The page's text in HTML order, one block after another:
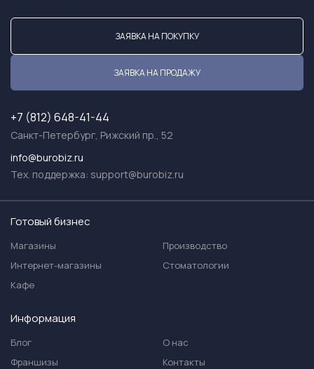
ЗАЯВКА НА ПОКУПКУ
ЗАЯВКА НА ПРОДАЖУ
+7 (812) 648-41-44
Санкт-Петербург, Рижский пр., 52
info@burobiz.ru
Тех. поддержка: support@burobiz.ru
Готовый бизнес
Магазины
Интернет-магазины
Кафе
Производство
Стоматологии
Информация
Блог
Франшизы
О нас
Контакты